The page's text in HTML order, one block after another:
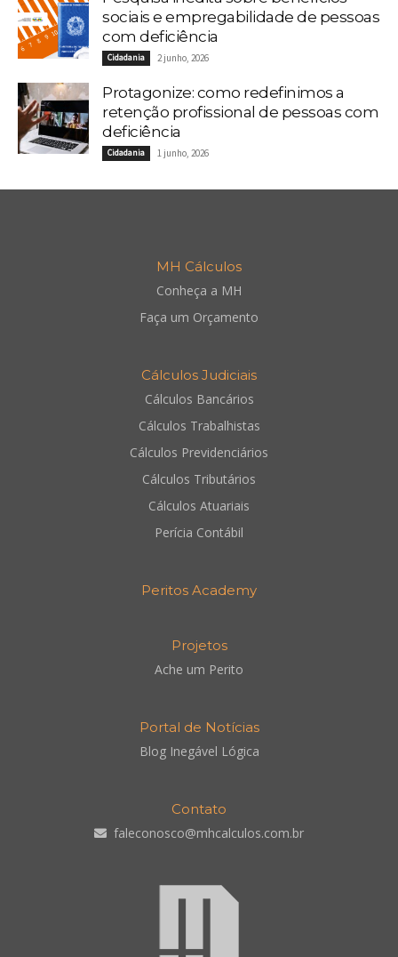
sociais e empregabilidade de pessoas
com deficiência
Cidadania 2 junho, 2026
Protagonize: como redefinimos a
retenção profissional de pessoas com
deficiência
Cidadania 1 junho, 2026
MH Cálculos
Conheça a MH
Faça um Orçamento
Cálculos Judiciais
Cálculos Bancários
Cálculos Trabalhistas
Cálculos Previdenciários
Cálculos Tributários
Cálculos Atuariais
Perícia Contábil
Peritos Academy
Projetos
Ache um Perito
Portal de Notícias
Blog Inegável Lógica
Contato
faleconosco@mhcalculos.com.br